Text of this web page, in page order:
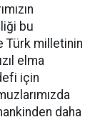
bu
Türk milletinin
elma
için
daha